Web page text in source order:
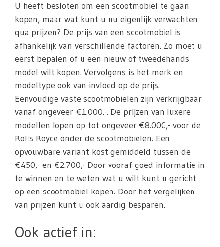
U heeft besloten om een scootmobiel te gaan
kopen, maar wat kunt u nu eigenlijk verwachten
qua prijzen? De prijs van een scootmobiel is
afhankelijk van verschillende factoren. Zo moet u
eerst bepalen of u een nieuw of tweedehands
model wilt kopen. Vervolgens is het merk en
modeltype ook van invloed op de prijs.
Eenvoudige vaste scootmobielen zijn verkrijgbaar
vanaf ongeveer €1.000.-. De prijzen van luxere
modellen lopen op tot ongeveer €8.000,- voor de
Rolls Royce onder de scootmobielen. Een
opvouwbare variant kost gemiddeld tussen de
€450,- en €2.700,- Door vooraf goed informatie in
te winnen en te weten wat u wilt kunt u gericht
op een scootmobiel kopen. Door het vergelijken
van prijzen kunt u ook aardig besparen.
Ook actief in: